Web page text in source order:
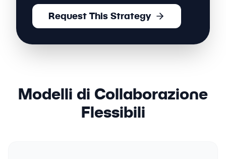
Request This Strategy
Modelli di Collaborazione
Flessibili